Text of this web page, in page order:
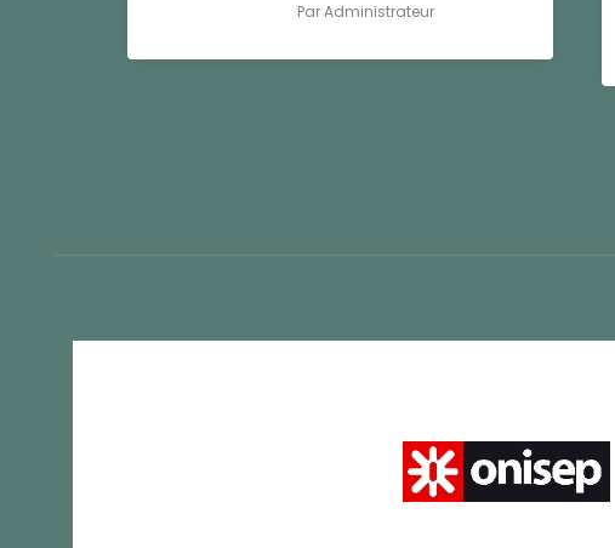
ParAdministrateur